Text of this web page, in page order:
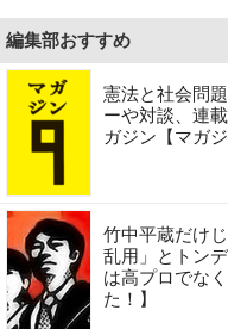
編集部おすすめ
憲法と社会問
ーや対談、連
ガジン【マガ
竹中平蔵だけ
乱用」とトン
は高プロでな
た！】